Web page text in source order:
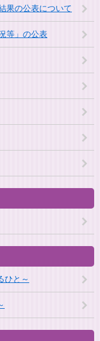
果の公表について
等」の公表
ひと～